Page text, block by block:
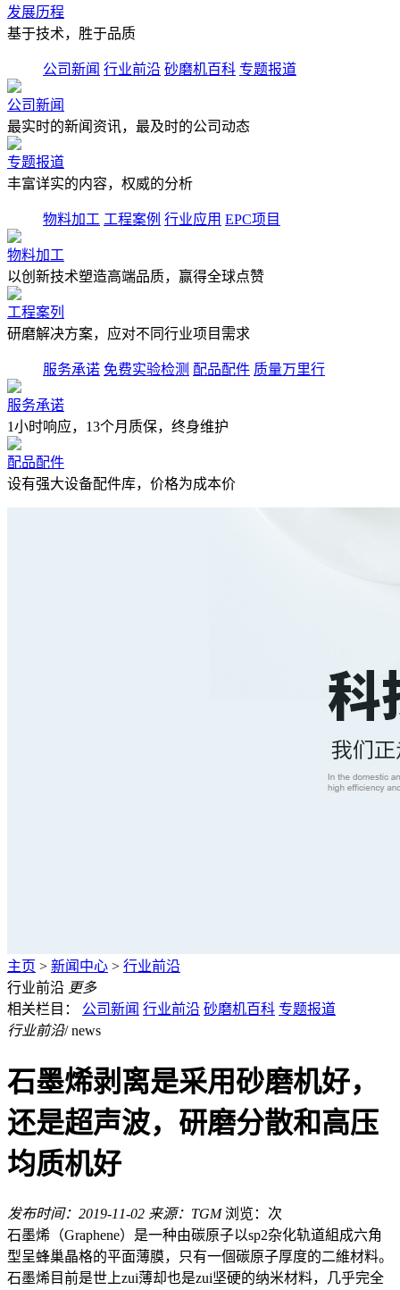
发展历程
基于技术，胜于品质
公司新闻 行业前沿 砂磨机百科 专题报道
公司新闻
最实时的新闻资讯，最及时的公司动态
专题报道
丰富详实的内容，权威的分析
物料加工 工程案例 行业应用 EPC项目
物料加工
以创新技术塑造高端品质，赢得全球点赞
工程案列
研磨解决方案，应对不同行业项目需求
服务承诺 免费实验检测 配品配件 质量万里行
服务承诺
1小时响应，13个月质保，终身维护
配品配件
设有强大设备配件库，价格为成本价
主页 > 新闻中心 > 行业前沿
行业前沿 更多
相关栏目：
公司新闻 行业前沿 砂磨机百科 专题报道
行业前沿/ news
石墨烯剥离是采用砂磨机好，
还是超声波，研磨分散和高压
均质机好
发布时间：2019-11-02 来源：TGM浏览： 次
石墨烯（Graphene）是一种由碳原子以sp2杂化轨道組成六角
型呈蜂巢晶格的平面薄膜，只有一個碳原子厚度的二維材料。
石墨烯目前是世上zui薄却也是zui坚硬的纳米材料，几乎完全